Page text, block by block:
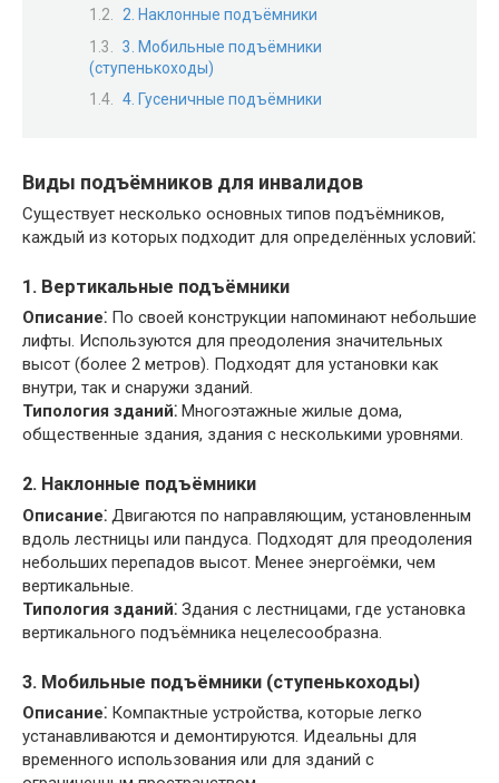
2. Наклонные подъёмники
3. Мобильные подъёмники
(ступенькоходы)
4. Гусеничные подъёмники
Виды подъёмников для инвалидов
Существует несколько основных типов подъёмников,
каждый из которых подходит для определённых условий⁚
1. Вертикальные подъёмники
Описание⁚ По своей конструкции напоминают небольшие
лифты. Используются для преодоления значительных
высот (более 2 метров). Подходят для установки как
внутри, так и снаружи зданий.
Типология зданий⁚ Многоэтажные жилые дома,
общественные здания, здания с несколькими уровнями.
2. Наклонные подъёмники
Описание⁚ Двигаются по направляющим, установленным
вдоль лестницы или пандуса. Подходят для преодоления
небольших перепадов высот. Менее энергоёмки, чем
вертикальные.
Типология зданий⁚ Здания с лестницами, где установка
вертикального подъёмника нецелесообразна.
3. Мобильные подъёмники (ступенькоходы)
Описание⁚ Компактные устройства, которые легко
устанавливаются и демонтируются. Идеальны для
временного использования или для зданий с